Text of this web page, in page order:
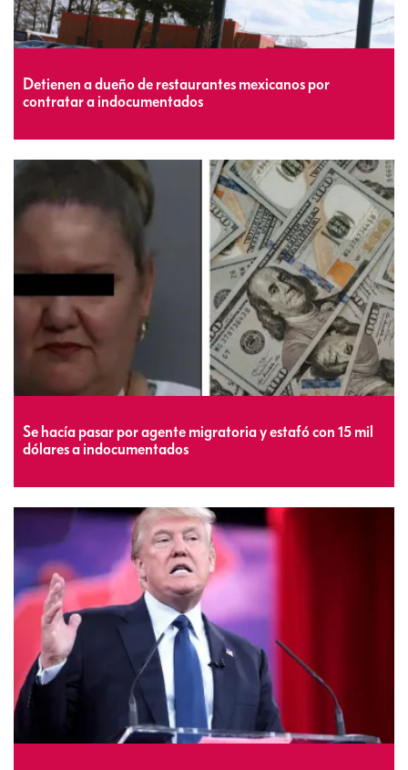
Detienen a dueño de restaurantes mexicanos por
contratar a indocumentados
Se hacía pasar por agente migratoria y estafó con 15 mil
dólares a indocumentados